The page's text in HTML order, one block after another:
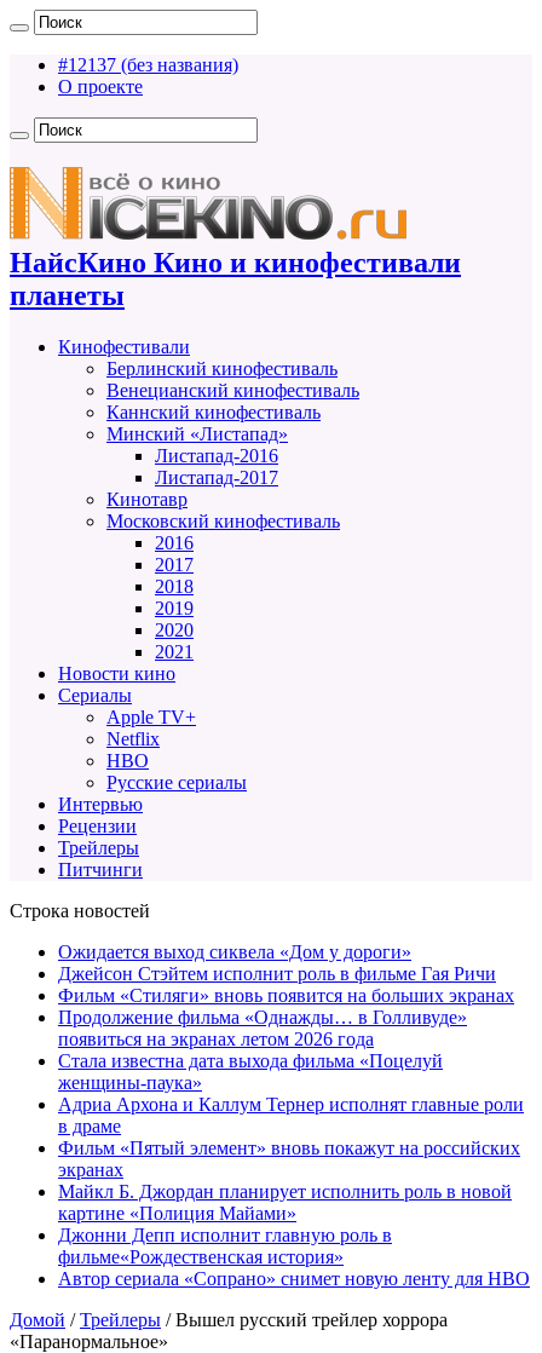
#12137 (без названия)
О проекте
НайсКино Кино и кинофестивали
планеты
Кинофестивали
Берлинский кинофестиваль
Венецианский кинофестиваль
Каннский кинофестиваль
Минский «Листапад»
Листапад-2016
Листапад-2017
Кинотавр
Московский кинофестиваль
2016
2017
2018
2019
2020
2021
Новости кино
Сериалы
Apple TV+
Netflix
HBO
Русские сериалы
Интервью
Рецензии
Трейлеры
Питчинги
Строка новостей
Ожидается выход сиквела «Дом у дороги»
Джейсон Стэйтем исполнит роль в фильме Гая Ричи
Фильм «Стиляги» вновь появится на больших экранах
Продолжение фильма «Однажды… в Голливуде»
появиться на экранах летом 2026 года
Стала известна дата выхода фильма «Поцелуй
женщины-паука»
Адриа Архона и Каллум Тернер исполнят главные роли
в драме
Фильм «Пятый элемент» вновь покажут на российских
экранах
Майкл Б. Джордан планирует исполнить роль в новой
картине «Полиция Майами»
Джонни Депп исполнит главную роль в
фильме«Рождественская история»
Автор сериала «Сопрано» снимет новую ленту для HBO
Домой / Трейлеры / Вышел русский трейлер хоррора
«Паранормальное»